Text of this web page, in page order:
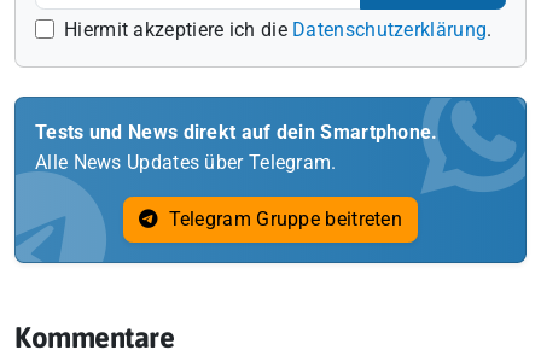
Hiermit akzeptiere ich die Datenschutzerklärung.
Tests und News direkt auf dein Smartphone.
Alle News Updates über Telegram.
Telegram Gruppe beitreten
Kommentare